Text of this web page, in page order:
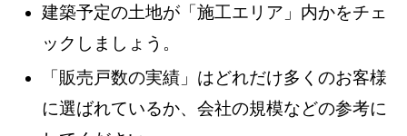
建築予定の土地が「施工エリア」内かをチェ
ックしましょう。
「販売戸数の実績」はどれだけ多くのお客様
に選ばれているか、会社の規模などの参考に